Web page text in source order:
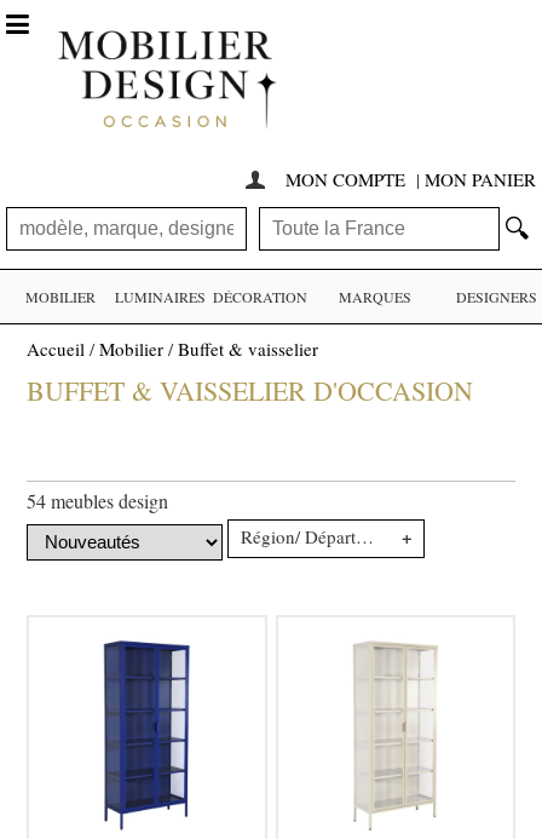
 MON COMPTE | MON PANIER
🔍

MOBILIER LUMINAIRES DÉCORATION MARQUES DESIGNERS
Accueil /Mobilier /Buffet & vaisselier
BUFFET & VAISSELIER D'OCCASION
54 meubles design
Région/ Département +